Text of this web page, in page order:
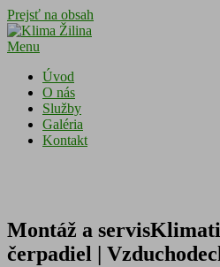
Prejsť na obsah
Menu
Úvod
O nás
Služby
Galéria
Kontakt
Montáž a servis
čerpadiel |